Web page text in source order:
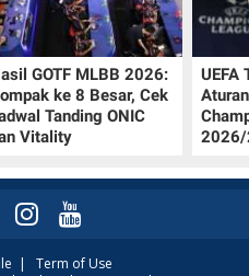
GOTF MLBB 2026:
ke 8 Besar, Cek
Tanding ONIC
Vitality
UEFA
2026/
| Term of Use